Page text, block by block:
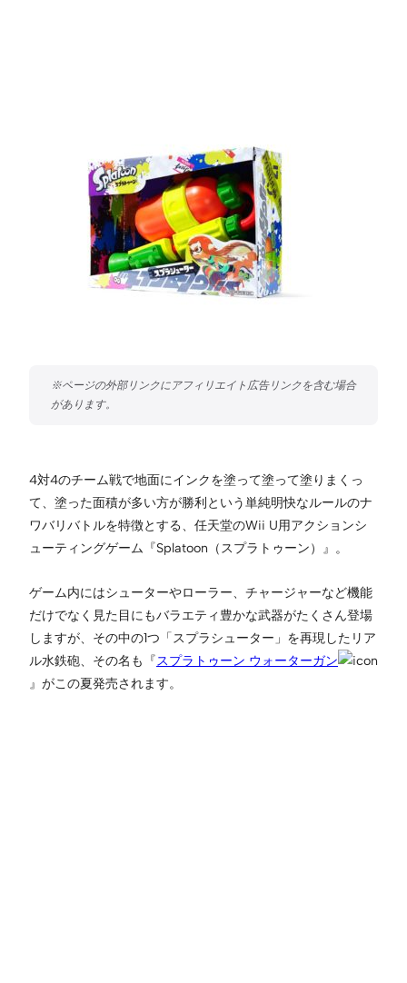
4対4のチーム戦で地面にインクを塗って塗って塗りまくっ
て、塗った面積が多い方が勝利という単純明快なルールのナ
ワバリバトルを特徴とする、任天堂のWii U用アクションシ
ューティングゲーム『Splatoon（スプラトゥーン）』。
ゲーム内にはシューターやローラー、チャージャーなど機能
だけでなく見た目にもバラエティ豊かな武器がたくさん登場
しますが、その中の1つ「スプラシューター」を再現したリア
ル水鉄砲、その名も『スプラトゥーン ウォーターガン
』がこの夏発売されます。